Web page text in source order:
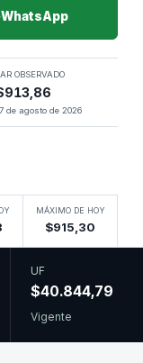
WhatsApp
OBSERVADO
de agosto de 2026
MÁXIMO DE HOY
$915,30
UF
$40.844,79
Vigente